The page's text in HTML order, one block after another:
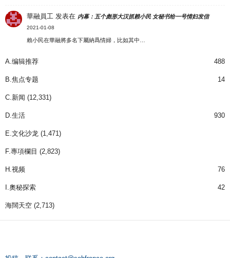
華融員工 发表在 内幕：五个彪形大汉抓赖小民 女秘书给一号情妇发信
2021-01-08
賴小民在華融將多名下屬納爲情婦，比如其中…
A.编辑推荐 488
B.焦点专题 14
C.新闻 (12,331)
D.生活 930
E.文化沙龙 (1,471)
F.專項欄目 (2,823)
H.视频 76
I.奧秘探索 42
海闊天空 (2,713)